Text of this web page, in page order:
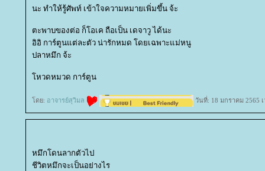
นะ ทำให้รู้ศัพท์ เข้าใจความหมายเพิ่มขึ้น จ้ะ
ตะพาบของต่อ ก็โอเค ถือเป็น เดจาวู ได้นะ
อิอิ การ์ตูนแต่ละตัว น่ารักหมด โดยเฉพาะแม่หนู
ปลาหมึก จ้ะ
หวดหมวด การ์ตูน
ดย: อาจารย์สุวิมล วันที่: 18 มกราคม 2565
หมึกโดนลากตัวไป
ชีวิตหมึกจะเป็นอย่างไร